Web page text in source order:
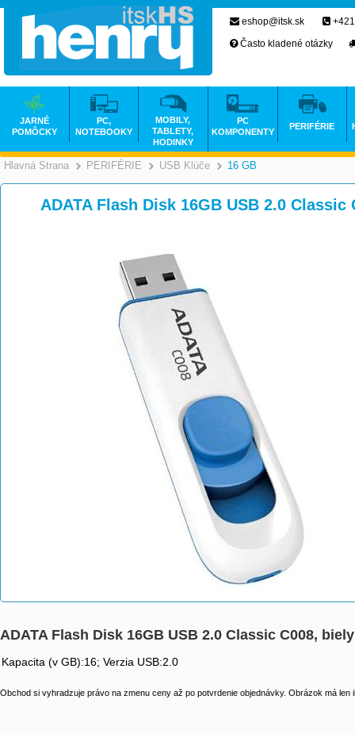
Hlavná Strana >
PERIFÉRIE >
USB Klúče >
16 GB
ADATA Flash Disk 16GB USB 2.0 Classic
ADATA Flash Disk 16GB USB 2.0 Classic C008,
Kapacita (v GB):16; Verzia USB:2.0
Obchod si vyhradzuje právo na zmenu ceny až po potvrdenie objednávky. Obrázok má len
eshop@itsk.sk
Často kladené otázky
JARNÉ
POMÔCKY
PC,
NOTEBOOKY
MOBILY,
TABLETY,
HODINKY
PC
KOMPONENTY
PERIFÉRIE